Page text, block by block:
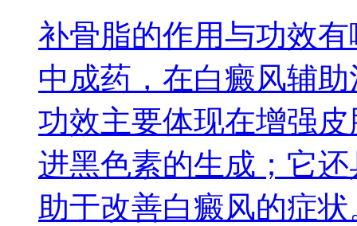
补骨脂的作用与功效
中成药，在白癜风辅
功效主要体现在增强
进黑色素的生成；它
助于改善白癜风的症